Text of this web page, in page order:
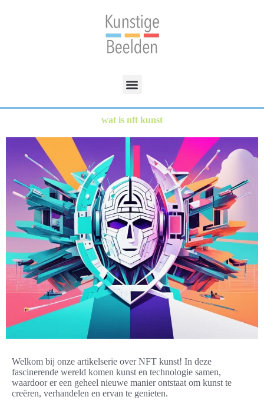
wat is nft kunst
Welkom bij onze artikelserie over NFT kunst! In deze
fascinerende wereld komen kunst en technologie samen,
waardoor er een geheel nieuwe manier ontstaat om kunst te
creëren, verhandelen en ervan te genieten.